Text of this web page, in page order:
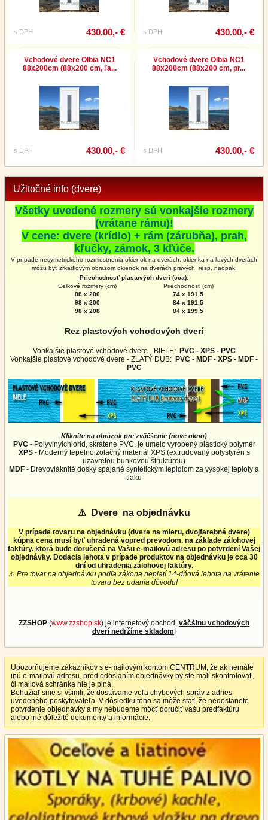
Upozorňujeme zákazníkov s e-mailovým kontom CENTRUM, že ak nemáte
inú e-mailovú adresu, pred odoslaním objednávky by ste mali skontrolovať,
či mailová schránka nie je plná.
Bohužiaľ sme si všimli, že dostávame veľa chybových správ z adries
uvedeného poskytovateľa. V dôsledku toho sa môže stať, že nedostanete
potvrdenie objednávky a my nebudeme môcť doručiť vašu predfaktúru
alebo iné dôležité dokumenty a informácie.
s DPH 430.00,- € s DPH 430.00,- €
Vchodové dvere Olbia NC1
88x200cm (88x200 cm, ľa...
s DPH 430.00,- €
Vchodové dvere Olbia NC1
88x200cm (88x200 cm, pr...
s DPH 430.00,- €
Užitočné info (dvere)
Všetky uvedené rozmery sú vonkajšie rozmery
(vrátane rámu)!
V cene: dvere (krídlo) + rám (zárubňa), prah,
kľučky, zámok, 3 kľúče.
V prípade nesymetrického rozmiestnenia okienok na dverách, okienka na ľavých dverách
môžu byť zrkadlovým obrazom okienok na dverách pravých, resp. naopak.
Priechodnosť plastových dverí (cca):
Celkové rozmery (cm)
Priechodnosť (cm)
88 x 200
74 x 191,5
98 x 200
84 x 191,5
98 x 208
84 x 199,5
Rez plastových vchodových dverí
Vonkajšie plastové vchodové dvere - BIELE: PVC - XPS - PVC
Vonkajšie plastové vchodové dvere - ZLATÝ DUB: PVC - MDF - XPS - MDF -
PVC
Kliknite na obrázok pre zväčšenie (nové okno)
PVC- Polyvinylchlorid, skrátene PVC, je umelo vyrobený plastický polymér
XPS- Moderný tepelnoizolačný materiál XPS (extrudovaný polystyrén s
uzavretou bunkovou štruktúrou)
MDF - Drevovláknité dosky spájané syntetickým lepidlom za vysokej teploty a
tlaku
⚠ Dvere na objednávku
V prípade tovaru na objednávku (dvere na mieru, dvojfarebné dvere)
kúpna cena musí byť uhradená vopred prevodom. na základe zálohovej
faktúry. ktorá bude doručená na Vašu e-mailovú adresu po potvrdení Vašej
objednávky. Dodacia lehota v prípade produktov na objednávku je cca 30
dní od uhradenia zálohovej faktúry.
⚠ Pre tovar na objednávku podľa zákona neplatí 14-dňová lehota na vrátenie
tovaru bez udania dôvodu!
ZZSHOP (www.zzshop.sk) je internetový obchod, väčšinu vchodových
dverí nedržíme skladom!